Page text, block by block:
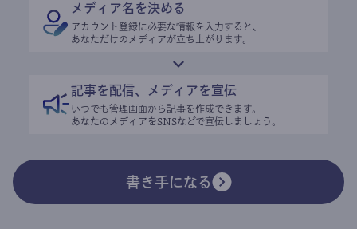
メディア名を決める
アカウント登録に必要な情報を入力すると、
あなただけのメディアが立ち上がります。
記事を配信、メディアを宣伝
いつでも管理画面から記事を作成できます。
あなたのメディアをSNSなどで宣伝しましょう。
書き手になる